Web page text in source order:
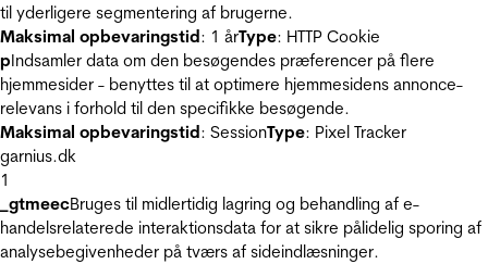
til yderligere segmentering af brugerne.
Maksimal opbevaringstid: 1 årType: HTTP Cookie
pIndsamler data om den besøgendes præferencer på flere
hjemmesider - benyttes til at optimere hjemmesidens annonce-
relevans i forhold til den specifikke besøgende.
Maksimal opbevaringstid: SessionType: Pixel Tracker
garnius.dk
1
_gtmeecBruges til midlertidig lagring og behandling af e-
handelsrelaterede interaktionsdata for at sikre pålidelig sporing af
analysebegivenheder på tværs af sideindlæsninger.